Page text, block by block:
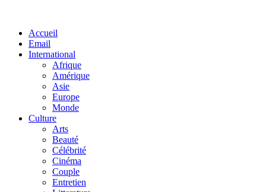
Accueil
Email
International
Afrique
Amérique
Asie
Europe
Monde
Culture
Arts
Beauté
Célébrité
Cinéma
Couple
Entretien